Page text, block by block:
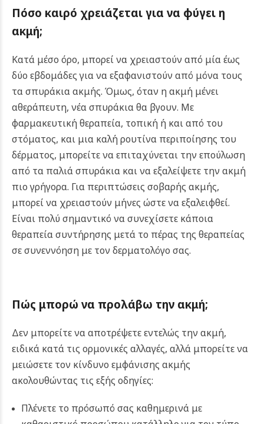
Πόσο καιρό χρειάζεται για να φύγει η
ακμή;
Κατά μέσο όρο, μπορεί να χρειαστούν από μία έως
δύο εβδομάδες για να εξαφανιστούν από μόνα τους
τα σπυράκια ακμής. Όμως, όταν η ακμή μένει
αθεράπευτη, νέα σπυράκια θα βγουν. Με
φαρμακευτική θεραπεία, τοπική ή και από του
στόματος, και μια καλή ρουτίνα περιποίησης του
δέρματος, μπορείτε να επιταχύνεται την επούλωση
από τα παλιά σπυράκια και να εξαλείψετε την ακμή
πιο γρήγορα. Για περιπτώσεις σοβαρής ακμής,
μπορεί να χρειαστούν μήνες ώστε να εξαλειφθεί.
Είναι πολύ σημαντικό να συνεχίσετε κάποια
θεραπεία συντήρησης μετά το πέρας της θεραπείας
σε συνεννόηση με τον δερματολόγο σας.
Πώς μπορώ να προλάβω την ακμή;
Δεν μπορείτε να αποτρέψετε εντελώς την ακμή,
ειδικά κατά τις ορμονικές αλλαγές, αλλά μπορείτε να
μειώσετε τον κίνδυνο εμφάνισης ακμής
ακολουθώντας τις εξής οδηγίες:
Πλένετε το πρόσωπό σας καθημερινά με